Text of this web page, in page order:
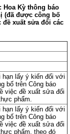
Hoa Kỳ thông báo
(đã được công bố
đề xuất sửa đổi các
hạn lấy ý kiến đối với
bố trên Công báo
việc đề xuất sửa đổi
phẩm.
hạn lấy ý kiến đối với
bố trên Công báo
việc đề xuất sửa đổi
phẩm, theo đó